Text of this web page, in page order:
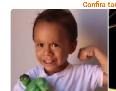
Confira
Comoção Marca
Anos E Reacende